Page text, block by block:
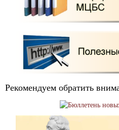
Рекомендуем обратить